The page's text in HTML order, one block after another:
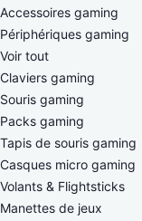
Accessoires gaming
Périphériques gaming
Voir tout
Claviers gaming
Souris gaming
Packs gaming
Tapis de souris gaming
Casques micro gaming
Volants & Flightsticks
Manettes de jeux